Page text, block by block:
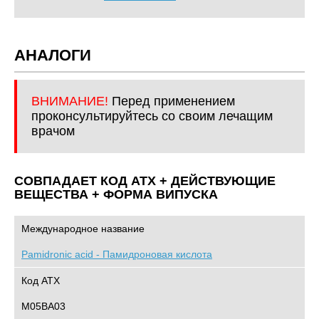
АНАЛОГИ
ВНИМАНИЕ! Перед применением
проконсультируйтесь со своим лечащим
врачом
СОВПАДАЕТ КОД ATХ + ДЕЙСТВУЮЩИЕ
ВЕЩЕСТВА + ФОРМА ВИПУСКА
Международное название
Pamidronic acid - Памидроновая кислота
Код АТХ
M05BA03